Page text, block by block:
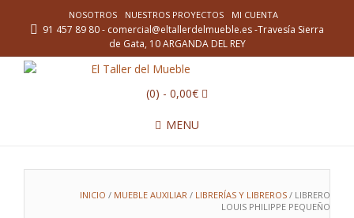
NOSOTROS NUESTROS PROYECTOS MI CUENTA
91 457 89 80 - comercial@eltallerdelmueble.es -Travesía Sierra
de Gata, 10 ARGANDA DEL REY
(0) - 0,00€
MENU
INICIO / MUEBLE AUXILIAR / LIBRERÍAS Y LIBREROS / LIBRERO
LOUIS PHILIPPE PEQUEÑO